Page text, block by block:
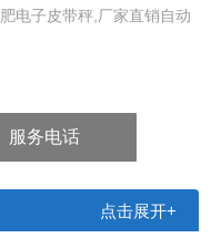
电子皮带秤,厂家直销自动
服务电话
点击展开+